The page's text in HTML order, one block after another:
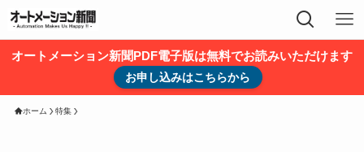
オートメーション新聞PDF電子版は無料でお読みいただけます
お申し込みはこちらから
ホーム 特集